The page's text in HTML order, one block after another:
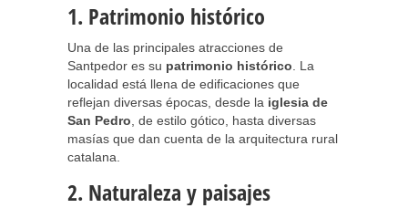
1. Patrimonio histórico
Una de las principales atracciones de
Santpedor es su patrimonio histórico . La
localidad está llena de edificaciones que
reflejan diversas épocas, desde la iglesia de
San Pedro , de estilo gótico, hasta diversas
masías que dan cuenta de la arquitectura rural
catalana.
2. Naturaleza y paisajes